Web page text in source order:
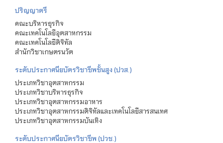
ปริญญาตรี
คณะบริหารธุรกิจ
คณะเทคโนโลยีอุตสาหกรรม
คณะเทคโนโลยีดิจิทัล
สำนักวิชาเกษตรนวัต
ระดับประกาศนียบัตรวิชาชีพชั้นสูง (ปวส.)
ประเภทวิชาอุตสาหกรรม
ประเภทวิชาบริหารธุรกิจ
ประเภทวิชาอุตสาหกรรมอาหาร
ประเภทวิชาอุตสาหกรรมดิจิทัลและเทคโนโลยีสารสนเทศ
ประเภทวิชาอุตสาหกรรมบันเทิง
ระดับประกาศนียบัตรวิชาชีพ (ปวช.)